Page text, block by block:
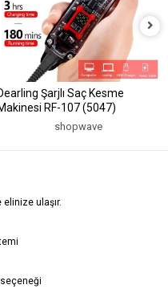
Şarjlı Saç Kesme
RF-107 (5047)
shopwave
ulaşır.